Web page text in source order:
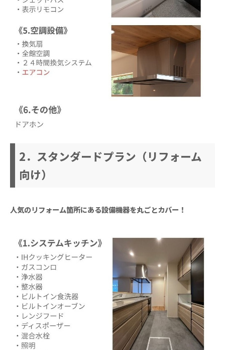
2．スタンダードプラン（リフォーム
向け）
人気のリフォーム箇所にある設備機器を丸ごとカバー！